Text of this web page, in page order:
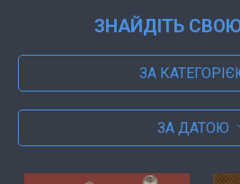
ЗНАЙДІТЬ
ЗА
ЗА ДАТОЮ